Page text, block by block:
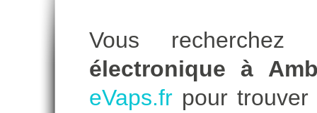
Vous
électronique à
eVaps.frpour trouver